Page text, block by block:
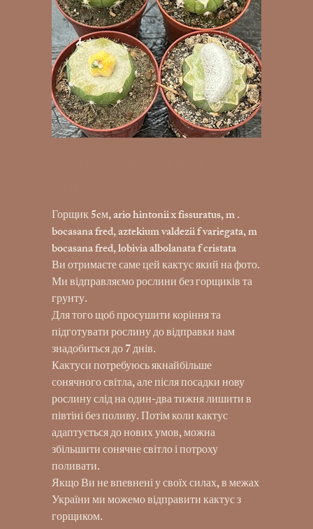
Горщик 5cм, ario hintonii x fissuratus, m .
bocasana fred, aztekium valdezii f variegata, m
bocasana fred, lobivia albolanata f cristata
Ви отримаєте саме цей кактус який на фото.
Ми відправляємо рослини без горщиків та
грунту.
Для того щоб просушити коріння та
підготувати рослину до відправки нам
знадобиться до 7 днів.
Кактуси потребуюсь якнайбільше
сонячного світла, але після посадки нову
рослину слід на один-два тижня лишити в
півтіні без поливу. Потім коли кактус
адаптується до нових умов, можна
збільшити сонячне світло і потроху
поливати.
Якщо Ви не впевнені у своїх силах, в межах
України ми можемо відправити кактус з
горщиком.